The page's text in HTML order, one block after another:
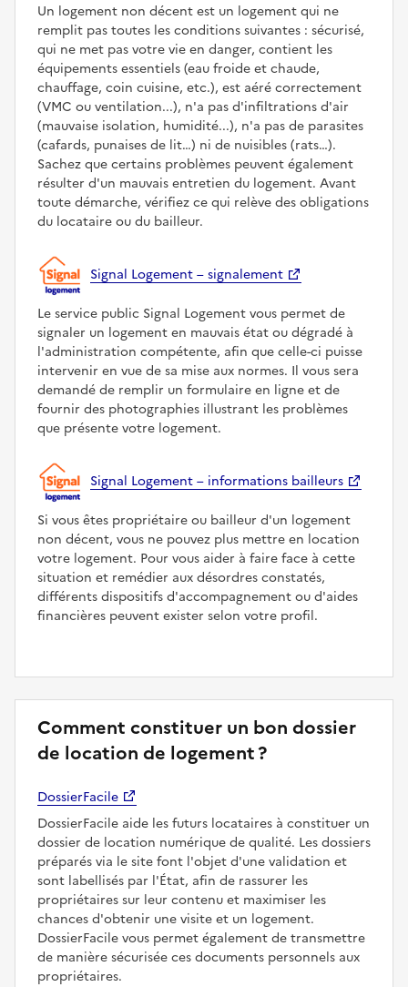
Un logement non décent est un logement qui ne
remplit pas toutes les conditions suivantes : sécurisé,
qui ne met pas votre vie en danger, contient les
équipements essentiels (eau froide et chaude,
chauffage, coin cuisine, etc.), est aéré correctement
(VMC ou ventilation...), n'a pas d'infiltrations d'air
(mauvaise isolation, humidité...), n'a pas de parasites
(cafards, punaises de lit…) ni de nuisibles (rats…).
Sachez que certains problèmes peuvent également
résulter d'un mauvais entretien du logement. Avant
toute démarche, vérifiez ce qui relève des obligations
du locataire ou du bailleur.
Signal Logement – signalement
Le service public Signal Logement vous permet de
signaler un logement en mauvais état ou dégradé à
l'administration compétente, afin que celle-ci puisse
intervenir en vue de sa mise aux normes. Il vous sera
demandé de remplir un formulaire en ligne et de
fournir des photographies illustrant les problèmes
que présente votre logement.
Signal Logement – informations bailleurs
Si vous êtes propriétaire ou bailleur d'un logement
non décent, vous ne pouvez plus mettre en location
votre logement. Pour vous aider à faire face à cette
situation et remédier aux désordres constatés,
différents dispositifs d'accompagnement ou d'aides
financières peuvent exister selon votre profil.
Comment constituer un bon dossier
de location de logement ?
DossierFacile
DossierFacile aide les futurs locataires à constituer un
dossier de location numérique de qualité. Les dossiers
préparés via le site font l'objet d'une validation et
sont labellisés par l'État, afin de rassurer les
propriétaires sur leur contenu et maximiser les
chances d'obtenir une visite et un logement.
DossierFacile vous permet également de transmettre
de manière sécurisée ces documents personnels aux
propriétaires.